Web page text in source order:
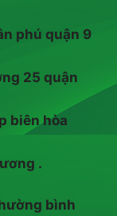
phú quận 9
25 quận
biên hòa
.
bình